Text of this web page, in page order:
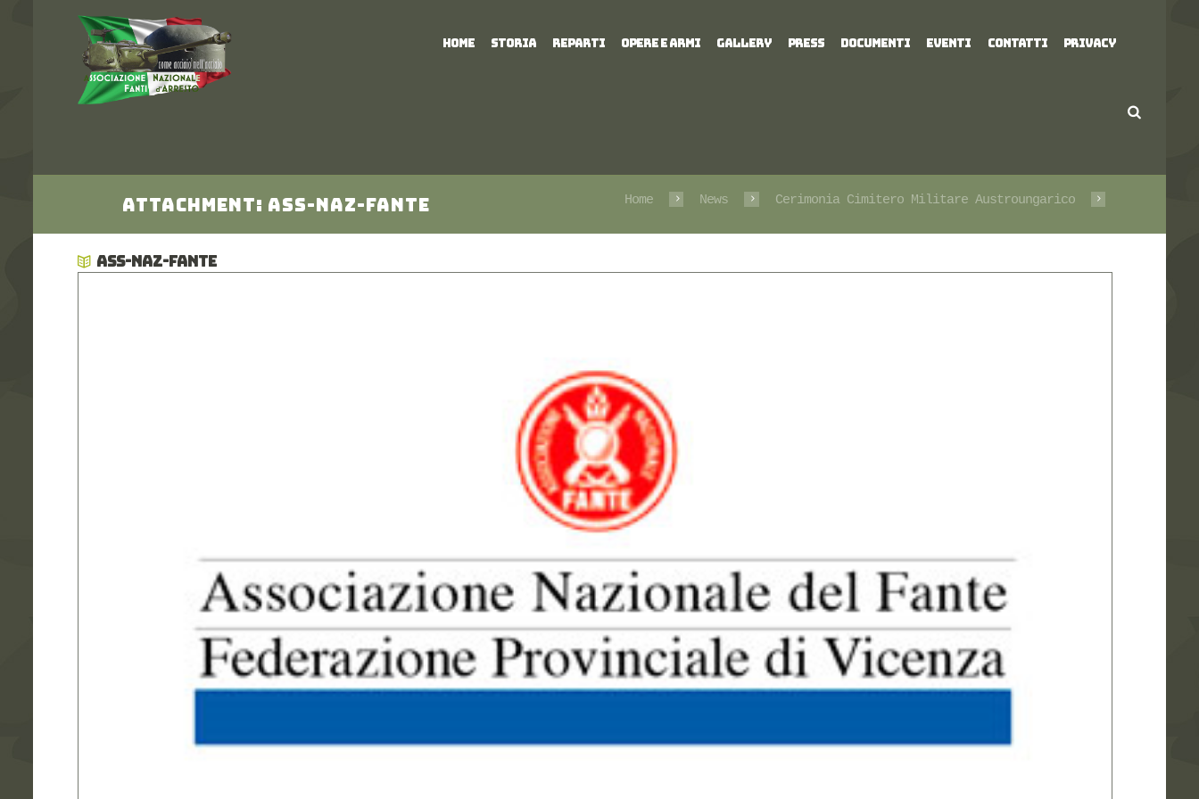
HOME STORIA REPARTI OPERE E ARMI GALLERY PRESS DOCUMENTI EVENTI CONTATTI PRIVACY
Attachment: ass-naz-fante Home News Cerimonia Cimitero Militare Austroungarico
ASS-NAZ-FANTE